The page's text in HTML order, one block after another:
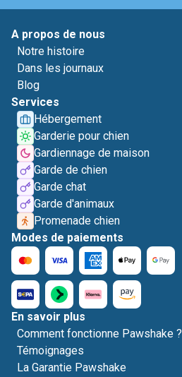
A propos de nous
Notre histoire
Dans les journaux
Blog
Services
Hébergement
Garderie pour chien
Gardiennage de maison
Garde de chien
Garde chat
Garde d'animaux
Promenade chien
Modes de paiements
En savoir plus
Comment fonctionne Pawshake ?
Témoignages
La Garantie Pawshake